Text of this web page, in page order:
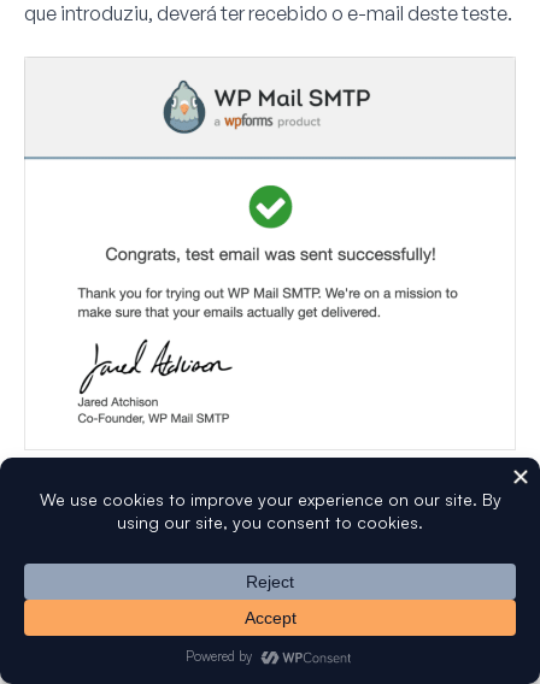
que introduziu, deverá ter recebido o e-mail deste teste.
É tudo! Configurou com sucesso o Elastic Email com o
WP Mail SMTP. O seu site WordPress deverá agora ser
Em seguida, gostaria de manter registos de todos os e-
mails enviados do seu site WordPress? Consulte o nosso
configuração de registo de e-mails